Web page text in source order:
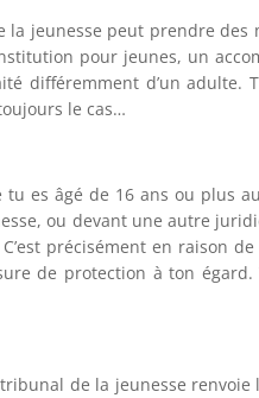
jeunesse peut prendre
pour jeunes, un
différemment d’un
le cas…
es âgé de 16 ans ou plus
ou devant une autre
précisément en raison
de protection à ton
de la jeunesse renvoie